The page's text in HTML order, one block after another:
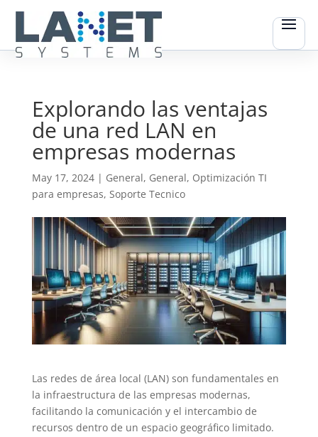
Explorando las ventajas
de una red LAN en
empresas modernas
May 17, 2024| General, General, Optimización TI
para empresas, Soporte Tecnico
Las redes de área local (LAN) son fundamentales en
la infraestructura de las empresas modernas,
facilitando la comunicación y el intercambio de
recursos dentro de un espacio geográfico limitado.